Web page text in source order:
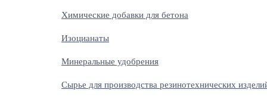
Химические добавки для бетона
Изоцианаты
Минеральные удобрения
Сырье для производства резинотехнических